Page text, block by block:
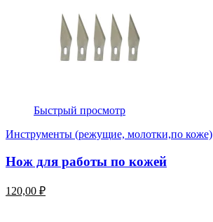
Быстрый просмотр
Инструменты (режущие, молотки,по коже)
Нож для работы по кожей
120,00 ₽